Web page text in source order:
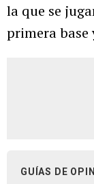
la que se
primera base
GUÍAS DE